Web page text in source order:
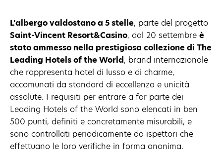
L’albergo valdostano a 5 stelle, parte del progetto
Saint-Vincent Resort&Casino, dal 20 settembre è
stato ammesso nella prestigiosa collezione di The
Leading Hotels of the World, brand internazionale
che rappresenta hotel di lusso e di charme,
accomunati da standard di eccellenza e unicità
assolute. I requisiti per entrare a far parte dei
Leading Hotels of the World sono elencati in ben
500 punti, definiti e concretamente misurabili, e
sono controllati periodicamente da ispettori che
effettuano le loro verifiche in forma anonima.